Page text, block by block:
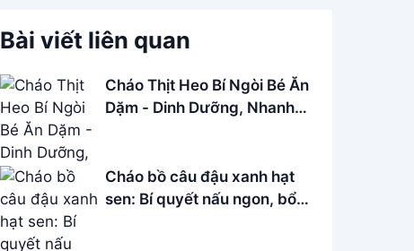
Bài viết liên quan
Cháo Thịt Heo Bí Ngòi Bé Ăn
Dặm - Dinh Dưỡng, Nhanh
Cháo bồ câu đậu xanh hạt
sen: Bí quyết nấu ngon, bổ